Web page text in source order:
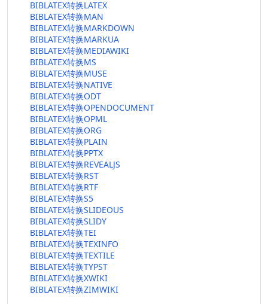
BIBLATEX转换LATEX
BIBLATEX转换MAN
BIBLATEX转换MARKDOWN
BIBLATEX转换MARKUA
BIBLATEX转换MEDIAWIKI
BIBLATEX转换MS
BIBLATEX转换MUSE
BIBLATEX转换NATIVE
BIBLATEX转换ODT
BIBLATEX转换OPENDOCUMENT
BIBLATEX转换OPML
BIBLATEX转换ORG
BIBLATEX转换PLAIN
BIBLATEX转换PPTX
BIBLATEX转换REVEALJS
BIBLATEX转换RST
BIBLATEX转换RTF
BIBLATEX转换S5
BIBLATEX转换SLIDEOUS
BIBLATEX转换SLIDY
BIBLATEX转换TEI
BIBLATEX转换TEXINFO
BIBLATEX转换TEXTILE
BIBLATEX转换TYPST
BIBLATEX转换XWIKI
BIBLATEX转换ZIMWIKI